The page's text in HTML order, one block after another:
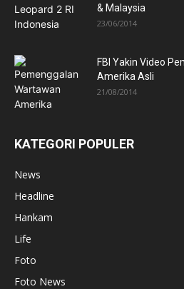
& Malaysia
23/06/2014
FBI Yakin Video
Amerika Asli
21/08/2014
KATEGORI POPULER
News
Headline
Hankam
Life
Foto
Foto News